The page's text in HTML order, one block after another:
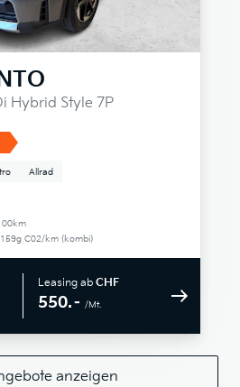
Hybrid Style 7P
Allrad
C02/km (kombi)
Leasing ab CHF
550.– /Mt.
anzeigen